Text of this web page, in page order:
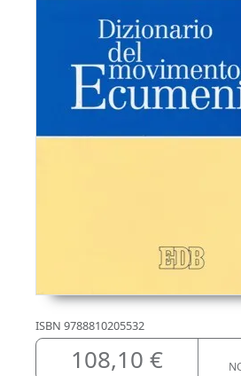
ISBN 9788810205532
108,10 €